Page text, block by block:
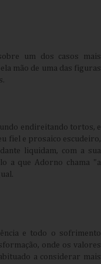
um dos casos mais
mão de uma das figuras
endireitando tortos, e
fiel e prosaico escudeiro,
liquidam, com a sua
a que Adorno chama "a
e todo o sofrimento
onde os valores
a considerar mais